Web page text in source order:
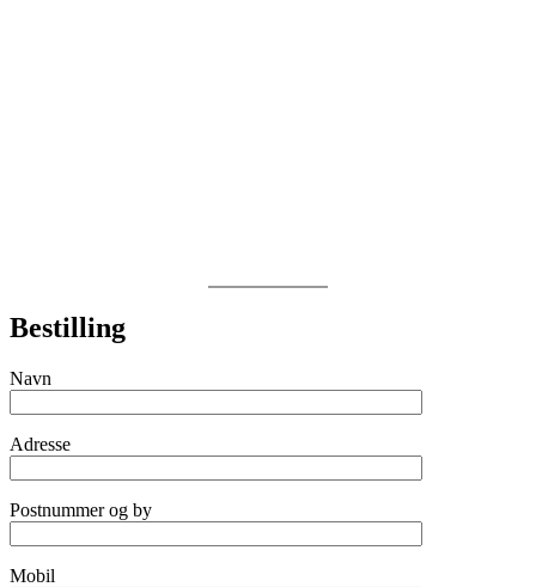
Bestilling
Navn
Adresse
Postnummer og by
Mobil